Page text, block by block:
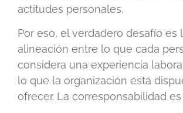
actitudes personales.
Por eso, el verdadero desafío es
alineación entre lo que cada
considera una experiencia
lo que la organización está
ofrecer. La corresponsabilidad